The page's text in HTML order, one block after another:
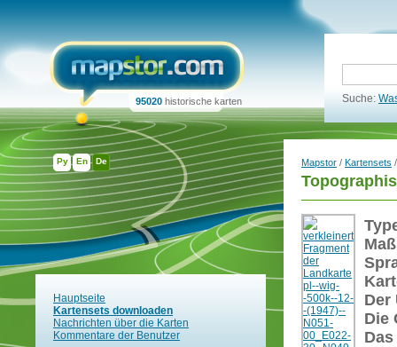
Ру En De
95020 historische karten Suche:
Hauptseite
Kartensets downloaden
Nachrichten über die Karten
Kommentare der Benutzer
Mapstor / Kartensets
Der
Die